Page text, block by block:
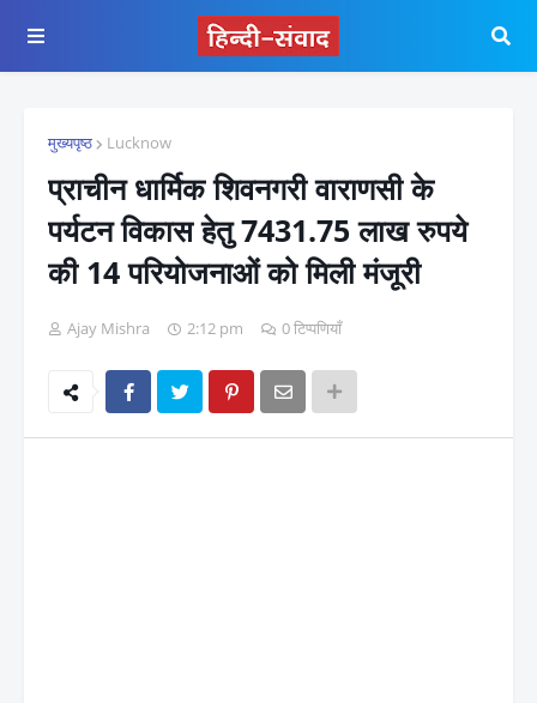
मुख्यपृष्ठ Lucknow
प्राचीन धार्मिक शिवनगरी वाराणसी के
पर्यटन विकास हेतु 7431.75 लाख रुपये
की 14 परियोजनाओं को मिली मंजूरी
Ajay Mishra 2:12 pm 0 टिप्पणियाँ